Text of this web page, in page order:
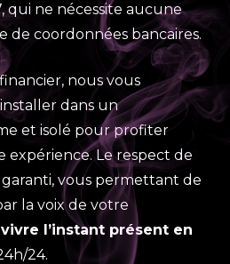
qui ne nécessite aucune
de coordonnées bancaires.
nous vous
dans un
et isolé pour profiter
Le respect de
vous permettant de
la voix de votre
vivre l’instant présent en
24.